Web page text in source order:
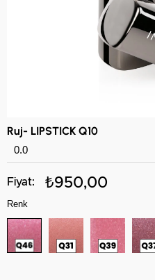
Ruj- LIPSTICK Q10
0.0
₺950,00
Renk